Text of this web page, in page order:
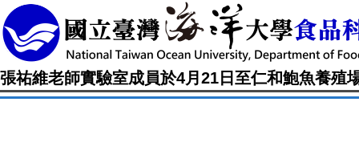
張祐維老師實驗室成員於4月21日至仁和鮑魚養殖